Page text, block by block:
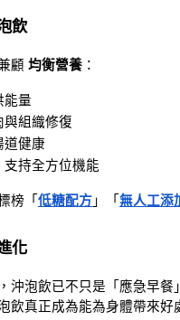
飲
顧 均衡營養 ：
量
組織修復
健康
持全方位機能
榜「 低糖配方 」「 無人工添
化
沖泡飲已不只是「應急早餐
飲真正成為能為身體帶來好